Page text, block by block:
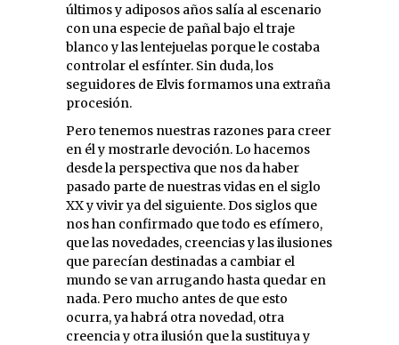
últimos y adiposos años salía al escenario
con una especie de pañal bajo el traje
blanco y las lentejuelas porque le costaba
controlar el esfínter. Sin duda, los
seguidores de Elvis formamos una extraña
procesión.
Pero tenemos nuestras razones para creer
en él y mostrarle devoción. Lo hacemos
desde la perspectiva que nos da haber
pasado parte de nuestras vidas en el siglo
XX y vivir ya del siguiente. Dos siglos que
nos han confirmado que todo es efímero,
que las novedades, creencias y las ilusiones
que parecían destinadas a cambiar el
mundo se van arrugando hasta quedar en
nada. Pero mucho antes de que esto
ocurra, ya habrá otra novedad, otra
creencia y otra ilusión que la sustituya y